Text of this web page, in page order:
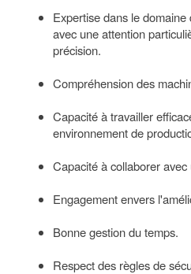
Expertise dans le
avec une attention
précision.
Compréhension des
Capacité à travailler
environnement de
Capacité à collaborer avec
Engagement envers
Bonne gestion du temps.
Respect des règles de